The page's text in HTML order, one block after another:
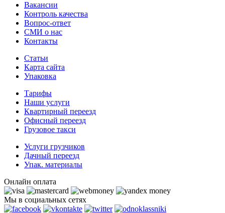
Вакансии
Контроль качества
Вопрос-ответ
СМИ о нас
Контакты
Статьи
Карта сайта
Упаковка
Тарифы
Наши услуги
Квартирный переезд
Офисный переезд
Грузовое такси
Услуги грузчиков
Дачный переезд
Упак. материалы
Онлайн оплата
Мы в социальных сетях